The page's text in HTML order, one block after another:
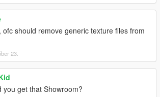
ofc should remove generic texture files from
23.
you get that Showroom?